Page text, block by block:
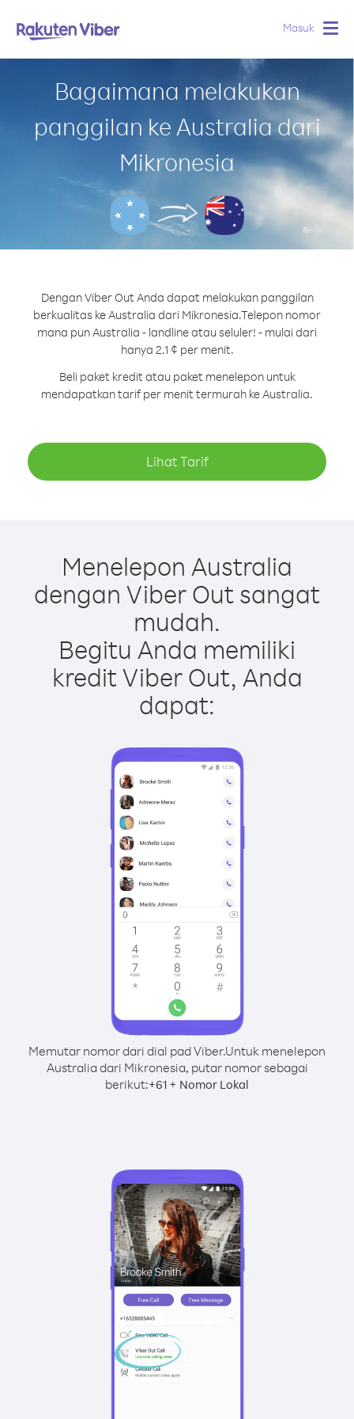
Masuk
Bagaimana melakukan
panggilan ke Australia dari
Mikronesia
Dengan Viber Out Anda dapat melakukan panggilan
berkualitas ke Australia dari Mikronesia.Telepon nomor
mana pun Australia - landline atau seluler! - mulai dari
hanya 2.1 ¢ per menit.
Beli paket kredit atau paket menelepon untuk
mendapatkan tarif per menit termurah ke Australia.
Lihat Tarif
Menelepon Australia
dengan Viber Out sangat
mudah.
Begitu Anda memiliki
kredit Viber Out, Anda
dapat:
Memutar nomor dari dial pad Viber.Untuk menelepon
Australia dari Mikronesia, putar nomor sebagai
berikut:+61 + Nomor Lokal